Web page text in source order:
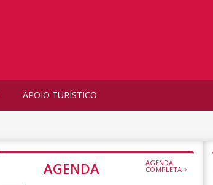
APOIO TURÍSTICO
AGENDA AGENDA
COMPLETA >